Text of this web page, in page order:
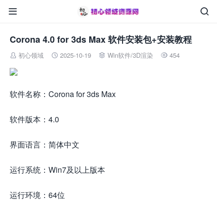


Corona 4.0 for 3ds Max 软件安装包+安装教程
 初心领域  2025-10-19  Win软件/3D渲染  454
软件名称：Corona for 3ds Max
软件版本：4.0
界面语言：简体中文
运行系统：Win7及以上版本
运行环境：64位